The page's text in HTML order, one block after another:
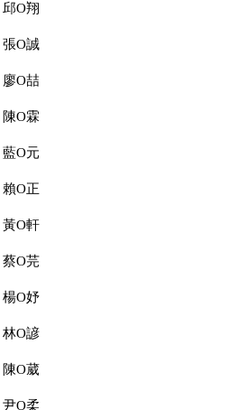
邱O翔
張O誠
廖O喆
陳O霖
藍O元
賴O正
黃O軒
蔡O芫
楊O妤
林O諺
陳O葳
尹O柔